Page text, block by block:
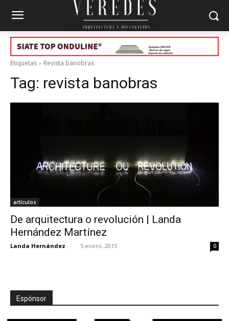
Etiquetas Revista banobras
Tag: revista banobras
artículos
De arquitectura o revolución | Landa
Hernández Martínez
Landa Hernández - 5 enero, 2015 0
Espónsor